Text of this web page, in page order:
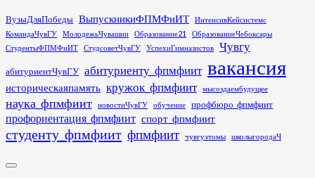
Перейти
к
содержимому
ВузыДляПобеды ВыпускникиФПМФиИТ
ИнтенсивКейсистемс
КомандаЧувГУ
МолодежьЧувашии Образование21
ОбразованиеЧебоксары
СтудентыФПМФиИТ
СтудсоветЧувГУ УспехиГимназистов Чувгу
абитуриентЧувГУ абитуриенту_фпмфиит вакансия
историческаяпамять кружок_фпмфиит мысоздаембудущее
наука_фпмфиит новостиЧувГУ обучение профбюро_фпмфиит
профориентация_фпмфиит спорт_фпмфиит
студенту_фпмфиит фпмфиит чувгуэтомы школыгородаЧ
Основное